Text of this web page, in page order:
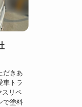
だきあ
車トラ
スリペ
で塗料